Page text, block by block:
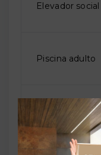
Elevador social
Piscina adulto
Salão de festas